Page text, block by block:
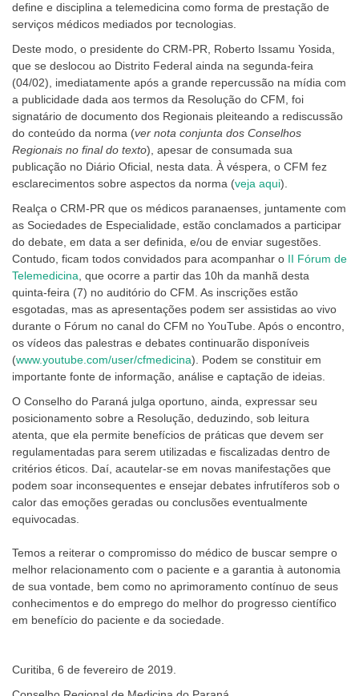
define e disciplina a telemedicina como forma de prestação de
serviços médicos mediados por tecnologias.
Deste modo, o presidente do CRM-PR, Roberto Issamu Yosida,
que se deslocou ao Distrito Federal ainda na segunda-feira
(04/02), imediatamente após a grande repercussão na mídia com
a publicidade dada aos termos da Resolução do CFM, foi
signatário de documento dos Regionais pleiteando a rediscussão
do conteúdo da norma (ver nota conjunta dos Conselhos
Regionais no final do texto), apesar de consumada sua
publicação no Diário Oficial, nesta data. À véspera, o CFM fez
esclarecimentos sobre aspectos da norma (veja aqui).
Realça o CRM-PR que os médicos paranaenses, juntamente com
as Sociedades de Especialidade, estão conclamados a participar
do debate, em data a ser definida, e/ou de enviar sugestões.
Contudo, ficam todos convidados para acompanhar o II Fórum de
Telemedicina , que ocorre a partir das 10h da manhã desta
quinta-feira (7) no auditório do CFM. As inscrições estão
esgotadas, mas as apresentações podem ser assistidas ao vivo
durante o Fórum no canal do CFM no YouTube. Após o encontro,
os vídeos das palestras e debates continuarão disponíveis
(www.youtube.com/user/cfmedicina). Podem se constituir em
importante fonte de informação, análise e captação de ideias.
O Conselho do Paraná julga oportuno, ainda, expressar seu
posicionamento sobre a Resolução, deduzindo, sob leitura
atenta, que ela permite benefícios de práticas que devem ser
regulamentadas para serem utilizadas e fiscalizadas dentro de
critérios éticos. Daí, acautelar-se em novas manifestações que
podem soar inconsequentes e ensejar debates infrutíferos sob o
calor das emoções geradas ou conclusões eventualmente
equivocadas.
Temos a reiterar o compromisso do médico de buscar sempre o
melhor relacionamento com o paciente e a garantia à autonomia
de sua vontade, bem como no aprimoramento contínuo de seus
conhecimentos e do emprego do melhor do progresso científico
em benefício do paciente e da sociedade.
Curitiba, 6 de fevereiro de 2019.